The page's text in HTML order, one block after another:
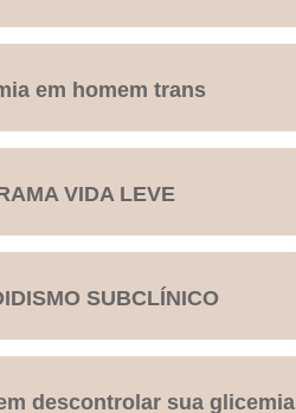
em homem trans
VIDA LEVE
SUBCLÍNICO
descontrolar sua glicemia